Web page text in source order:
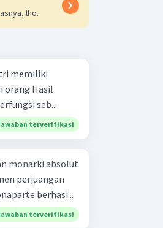
lho.
memiliki
majikan berfungsi seb...
terverifikasi
monarki absolut
berhasi...
terverifikasi